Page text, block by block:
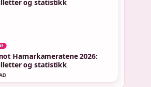
Hamarkameratene 2026:
og statistikk